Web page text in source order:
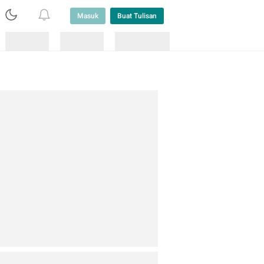
Masuk Buat Tulisan